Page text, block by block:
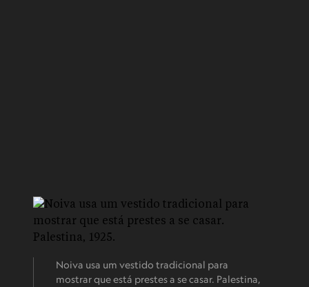
Noiva usa um vestido tradicional para
mostrar que está prestes a se casar. Palestina,